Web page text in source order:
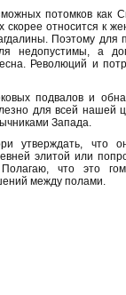
потомков как
относится к
Поэтому для
недопустимы, а
Революций и
подвалов и
для всей нашей
Запада.
утверждать, что
элитой или
что это
между полами.